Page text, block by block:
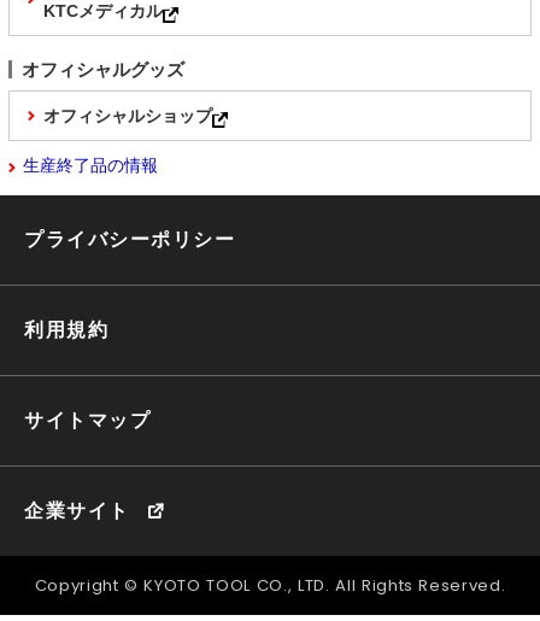
KTCメディカル
オフィシャルグッズ
オフィシャルショップ
生産終了品の情報
プライバシーポリシー
利用規約
サイトマップ
企業サイト
Copyright © KYOTO TOOL CO., LTD. All Rights Reserved.